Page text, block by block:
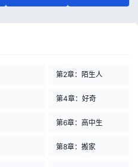
第2章：陌生人
第4章：好奇
第6章：高中生
第8章：搬家